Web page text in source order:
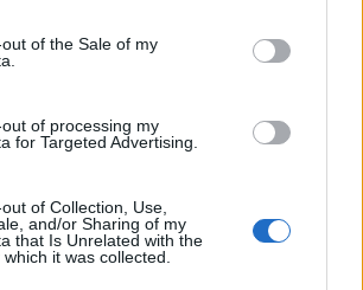
specified purposes in below Google
of the Sale of my
of processing my
for Targeted Advertising.
of Collection, Use,
and/or Sharing of my
that Is Unrelated with the
it was collected.
θα σημειωθούν την
της Ηπείρου και της